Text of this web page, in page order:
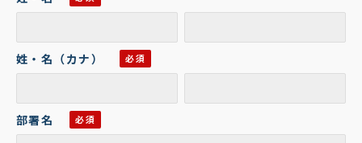
姓・名（カナ）
部署名